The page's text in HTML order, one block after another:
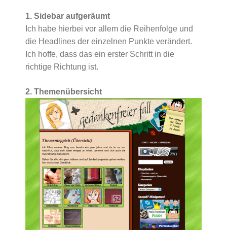
1. Sidebar aufgeräumt
Ich habe hierbei vor allem die Reihenfolge und
die Headlines der einzelnen Punkte verändert.
Ich hoffe, dass das ein erster Schritt in die
richtige Richtung ist.
2. Themenübersicht